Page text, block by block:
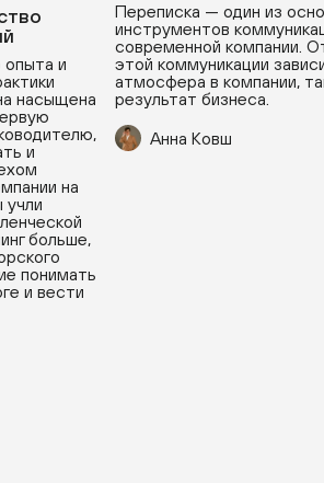
опыта и
насыщена
и
на
больше,
понимать
и вести
Переписка — один из
инструментов
современной компании.
этой коммуникации
атмосфера в компании,
результат бизнеса.
Анна Ковш